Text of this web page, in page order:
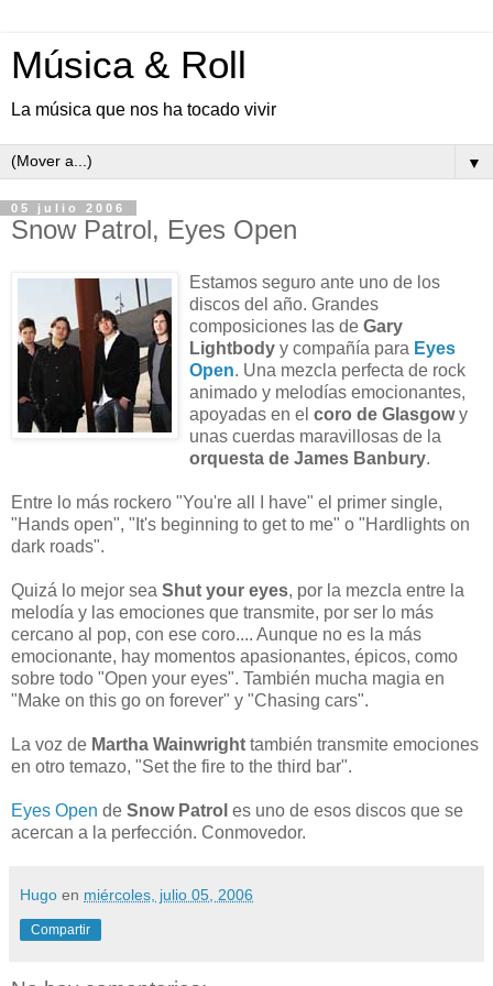
Música & Roll
La música que nos ha tocado vivir
▼
05 julio 2006
Snow Patrol, Eyes Open
Estamos seguro ante uno de los
discos del año. Grandes
composiciones las de Gary
Lightbody y compañía para Eyes
Open. Una mezcla perfecta de rock
animado y melodías emocionantes,
apoyadas en el coro de Glasgowy
unas cuerdas maravillosas de la
orquesta de James Banbury.
Entre lo más rockero "You're all I have" el primer single,
"Hands open", "It's beginning to get to me" o "Hardlights on
dark roads".
Quizá lo mejor sea Shut your eyes, por la mezcla entre la
melodía y las emociones que transmite, por ser lo más
cercano al pop, con ese coro.... Aunque no es la más
emocionante, hay momentos apasionantes, épicos, como
sobre todo "Open your eyes". También mucha magia en
"Make on this go on forever" y "Chasing cars".
La voz de Martha Wainwright también transmite emociones
en otro temazo, "Set the fire to the third bar".
Eyes Open de Snow Patrol es uno de esos discos que se
acercan a la perfección. Conmovedor.
Hugo en miércoles, julio 05, 2006
Compartir